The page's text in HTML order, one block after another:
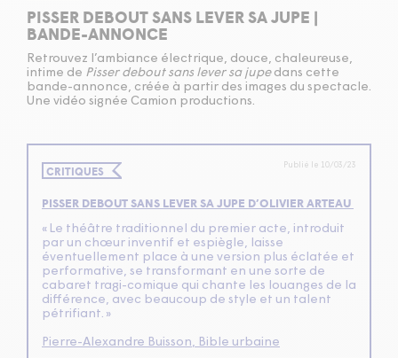
PISSER DEBOUT SANS LEVER SA JUPE |
BANDE-ANNONCE
Retrouvez l’ambiance électrique, douce, chaleureuse,
intime de Pisser debout sans lever sa jupedans cette
bande-annonce, créée à partir des images du spectacle.
Une vidéo signée Camion productions.
CRITIQUES Publié le 10/03/23
PISSER DEBOUT SANS LEVER SA JUPE D’OLIVIER ARTEAU
« Le théâtre traditionnel du premier acte, introduit
par un chœur inventif et espiègle, laisse
éventuellement place à une version plus éclatée et
performative, se transformant en une sorte de
cabaret tragi-comique qui chante les louanges de la
différence, avec beaucoup de style et un talent
pétrifiant. »
Pierre-Alexandre Buisson, Bible urbaine